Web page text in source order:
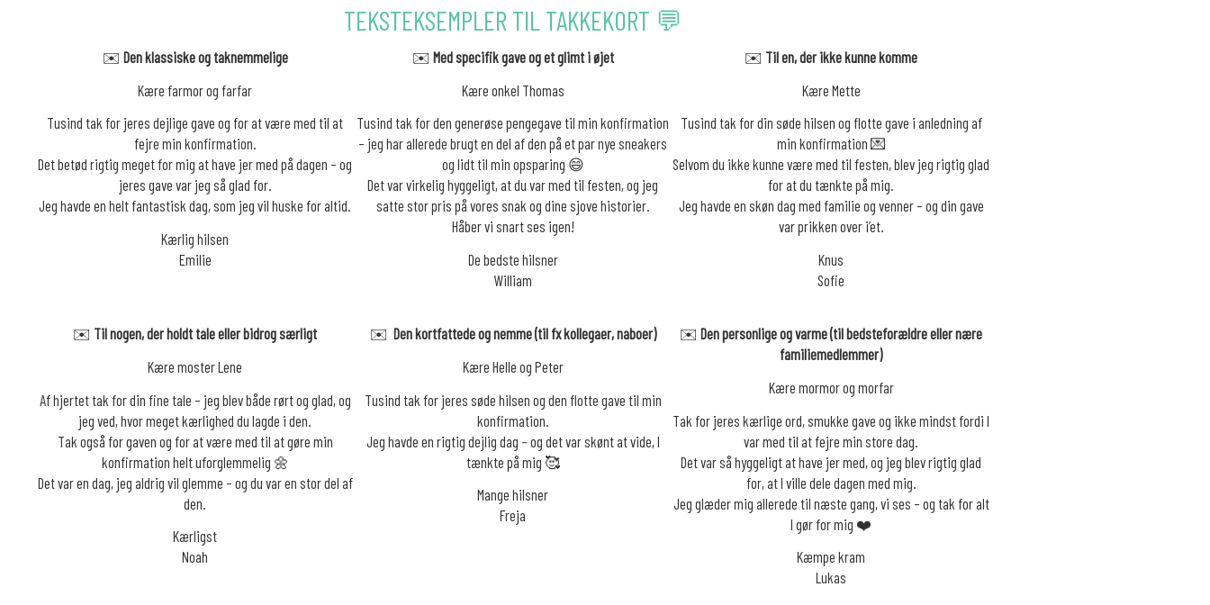
TEKSTEKSEMPLER TIL TAKKEKORT 💬
✉️ Den klassiske og taknemmelige
Kære farmor og farfar
Tusind tak for jeres dejlige gave og for at være med til at
fejre min konfirmation.
Det betød rigtig meget for mig at have jer med på dagen – og
jeres gave var jeg så glad for.
Jeg havde en helt fantastisk dag, som jeg vil huske for altid.
Kærlig hilsen
Emilie
✉️ Med specifik gave og et glimt i øjet
Kære onkel Thomas
Tusind tak for den generøse pengegave til min konfirmation
– jeg har allerede brugt en del af den på et par nye sneakers
og lidt til min opsparing 😄
Det var virkelig hyggeligt, at du var med til festen, og jeg
satte stor pris på vores snak og dine sjove historier.
Håber vi snart ses igen!
De bedste hilsner
William
✉️ Til en, der ikke kunne komme
Kære Mette
Tusind tak for din søde hilsen og flotte gave i anledning af
min konfirmation 💌
Selvom du ikke kunne være med til festen, blev jeg rigtig glad
for at du tænkte på mig.
Jeg havde en skøn dag med familie og venner – og din gave
var prikken over i’et.
Knus
Sofie
✉️ Til nogen, der holdt tale eller bidrog særligt
Kære moster Lene
Af hjertet tak for din fine tale – jeg blev både rørt og glad, og
jeg ved, hvor meget kærlighed du lagde i den.
Tak også for gaven og for at være med til at gøre min
konfirmation helt uforglemmelig 🌼
Det var en dag, jeg aldrig vil glemme – og du var en stor del af
den.
Kærligst
Noah
✉️ Den kortfattede og nemme (til fx kollegaer, naboer)
Kære Helle og Peter
Tusind tak for jeres søde hilsen og den flotte gave til min
konfirmation.
Jeg havde en rigtig dejlig dag – og det var skønt at vide, I
tænkte på mig 🥰
Mange hilsner
Freja
✉️Den personlige og varme (til bedsteforældre eller nære
familiemedlemmer)
Kære mormor og morfar
Tak for jeres kærlige ord, smukke gave og ikke mindst fordi I
var med til at fejre min store dag.
Det var så hyggeligt at have jer med, og jeg blev rigtig glad
for, at I ville dele dagen med mig.
Jeg glæder mig allerede til næste gang, vi ses – og tak for alt
I gør for mig ❤️
Kæmpe kram
Lukas